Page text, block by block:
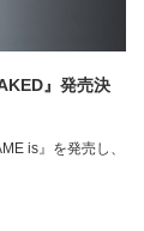
』発売決
is』を発売し、